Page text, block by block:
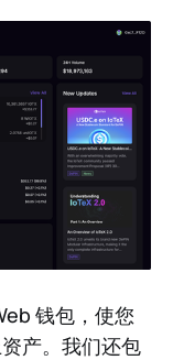
钱包，使您
产。我们还包